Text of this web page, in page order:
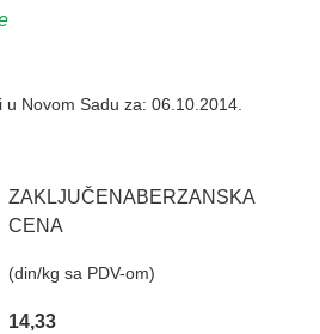
Novom Sadu za: 06.10.2014.
ZAKLJUČENABERZANSKA
CENA
(din/kg sa PDV-om)
14,33